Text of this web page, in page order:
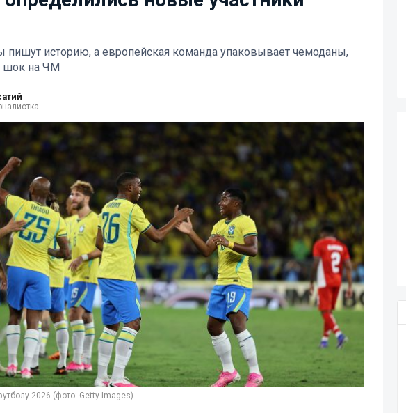
пишут историю, а европейская команда упаковывает чемоданы,
шок на ЧМ
2026 (фото: Getty Images)